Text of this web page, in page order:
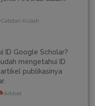
Catatan Kuliah
ID Google Scholar?
mengetahui ID
publikasinya
Artikel